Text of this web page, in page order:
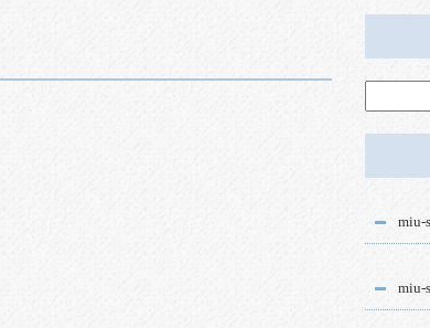
miu-
miu-